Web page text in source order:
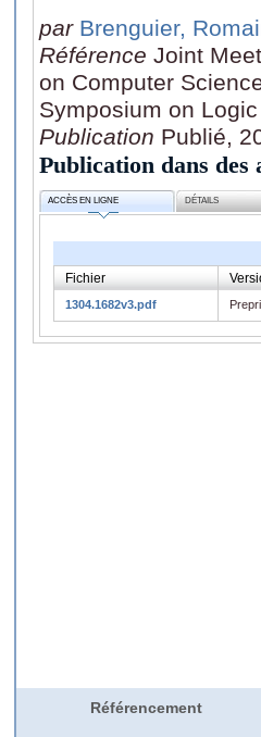
par Brenguier,
Référence Joint
on Computer
Symposium on
Publication Publié,
Publication dans des
ACCÈS EN LIGNE DÉTAILS
Fichier
1304.1682v3.pdf
Référencement